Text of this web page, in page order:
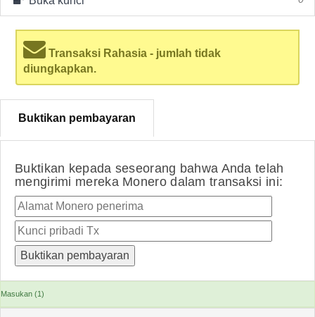
Transaksi Rahasia - jumlah tidak
diungkapkan.
Buktikan pembayaran
Buktikan kepada seseorang bahwa Anda telah
mengirimi mereka Monero dalam transaksi ini:
Masukan (1)